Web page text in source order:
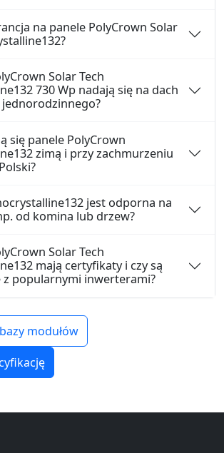
na panele PolyCrown Solar
Solar Tech
730 Wp nadają się na dach
się panele PolyCrown
zimą i przy zachmurzeniu
jest odporna na
od komina lub drzew?
Solar Tech
mają certyfikaty i czy są
popularnymi inwerterami?
modułów